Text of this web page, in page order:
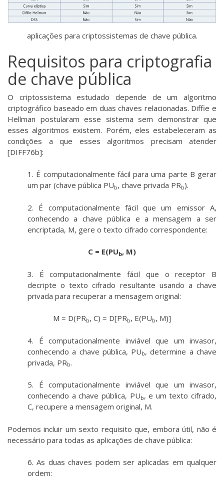
aplicações para criptossistemas de chave pública.
Requisitos para criptografia
de chave pública
O criptossistema estudado depende de um algoritmo
criptográfico baseado em duas chaves relacionadas. Diffie e
Hellman postularam esse sistema sem demonstrar que
esses algoritmos existem. Porém, eles estabeleceram as
condições a que esses algoritmos precisam atender
[DIFF76b]:
1. É computacionalmente fácil para uma parte B gerar
um par (chave pública PUb, chave privada PRb).
2. É computacionalmente fácil que um emissor A,
conhecendo a chave pública e a mensagem a ser
encriptada, M, gere o texto cifrado correspondente:
C = E(PUb, M)
3. É computacionalmente fácil que o receptor B
decripte o texto cifrado resultante usando a chave
privada para recuperar a mensagem original:
M = D(PRb, C) = D[PRb, E(PUb, M)]
4. É computacionalmente inviável que um invasor,
conhecendo a chave pública, PUb, determine a chave
privada, PRb.
5. É computacionalmente inviável que um invasor,
conhecendo a chave pública, PUb, e um texto cifrado,
C, recupere a mensagem original, M.
Podemos incluir um sexto requisito que, embora útil, não é
necessário para todas as aplicações de chave pública:
6. As duas chaves podem ser aplicadas em qualquer
ordem: